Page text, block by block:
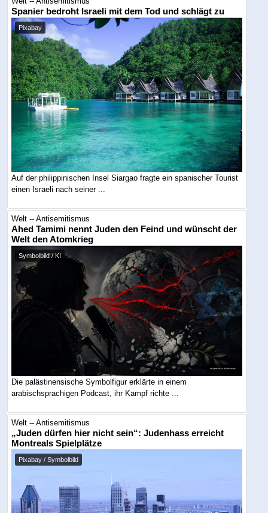
Spanier bedroht Israeli mit dem Tod und schlägt zu
Pixabay
Auf der philippinischen Insel Siargao fragte ein spanischer Tourist
einen Israeli nach seiner ...
Welt -- Antisemitismus
Ahed Tamimi nennt Juden den Feind und wünscht der
Welt den Atomkrieg
Symbolbild / KI
Die palästinensische Symbolfigur erklärte in einem
arabischsprachigen Podcast, ihr Kampf richte ...
Welt -- Antisemitismus
„Juden dürfen hier nicht sein“: Judenhass erreicht
Montreals Spielplätze
Pixabay / Symbolbild